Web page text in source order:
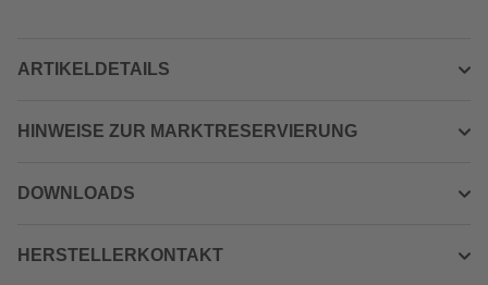
ARTIKELDETAILS
HINWEISE ZUR MARKTRESERVIERUNG
DOWNLOADS
HERSTELLERKONTAKT